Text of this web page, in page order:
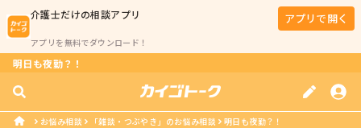
介護士だけの相談アプリ
アプリを無料でダウンロード！
アプリで開く
明日も夜勤？！
お悩み相談 「雑談・つぶやき」のお悩み相談 明日も夜勤？！